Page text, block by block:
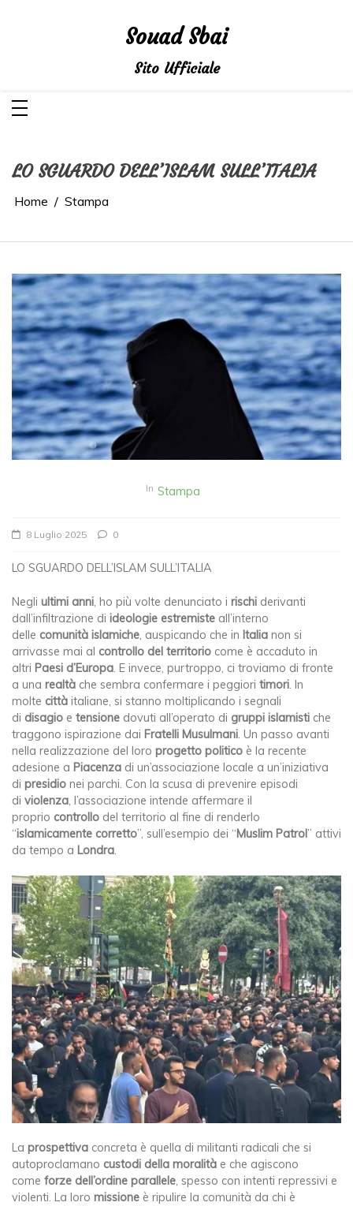
Souad Sbai
Sito Ufficiale
LO SGUARDO DELL’ISLAM SULL’ITALIA
Home Stampa
In Stampa
8 Luglio 2025 0
LO SGUARDO DELL’ISLAM SULL’ITALIA
Negli ultimi anni , ho più volte denunciato i rischi derivanti
dall’infiltrazione di ideologie estremiste all’interno
delle comunità islamiche , auspicando che in Italia non si
arrivasse mai al controllo del territorio come è accaduto in
altri Paesi d’Europa . E invece, purtroppo, ci troviamo di fronte
a una realtà che sembra confermare i peggiori timori . In
molte città italiane, si stanno moltiplicando i segnali
di disagio e tensione dovuti all’operato di gruppi islamisti che
traggono ispirazione dai Fratelli Musulmani . Un passo avanti
nella realizzazione del loro progetto politico è la recente
adesione a Piacenza di un’associazione locale a un’iniziativa
di presidio nei parchi. Con la scusa di prevenire episodi
di violenza , l’associazione intende affermare il
proprio controllo del territorio al fine di renderlo
“islamicamente corretto”, sull’esempio dei “Muslim Patrol” attivi
da tempo a Londra
La prospettiva concreta è quella di militanti radicali che si
autoproclamano custodi della moralità e che agiscono
come forze dell’ordine parallele, spesso con intenti repressivi e
violenti. La loro missione è ripulire la comunità da chi è